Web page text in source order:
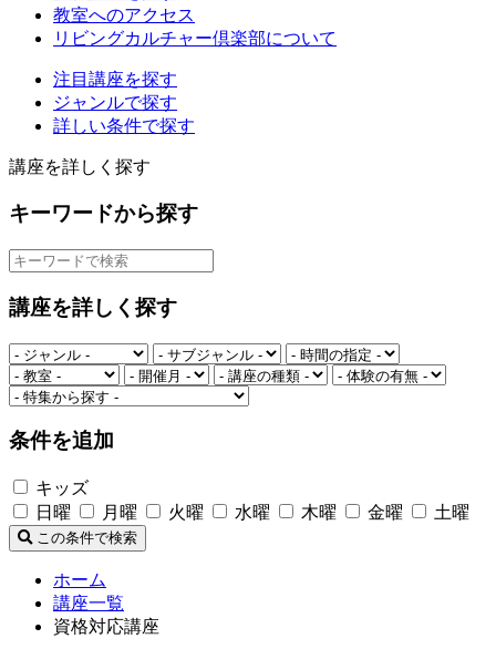
教室へのアクセス
リビングカルチャー倶楽部について
注目講座を探す
ジャンルで探す
詳しい条件で探す
講座を詳しく探す
キーワードから探す
講座を詳しく探す
条件を追加
キッズ
日曜
月曜 火曜 水曜 木曜 金曜 土曜
この条件で検索
ホーム
講座一覧
資格対応講座